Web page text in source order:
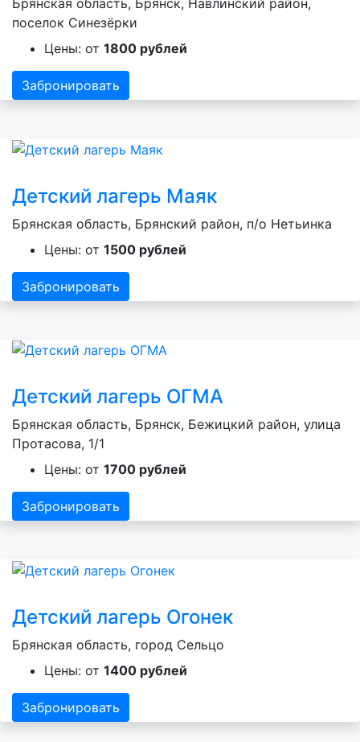
Брянская область, Брянск, Навлинский район,
поселок Синезёрки
Цены: от 1800 рублей
Забронировать
Детский лагерь Маяк
Брянская область, Брянский район, п/о Нетьинка
Цены: от 1500 рублей
Забронировать
Детский лагерь ОГМА
Брянская область, Брянск, Бежицкий район, улица
Протасова, 1/1
Цены: от 1700 рублей
Забронировать
Детский лагерь Огонек
Брянская область, город Сельцо
Цены: от 1400 рублей
Забронировать